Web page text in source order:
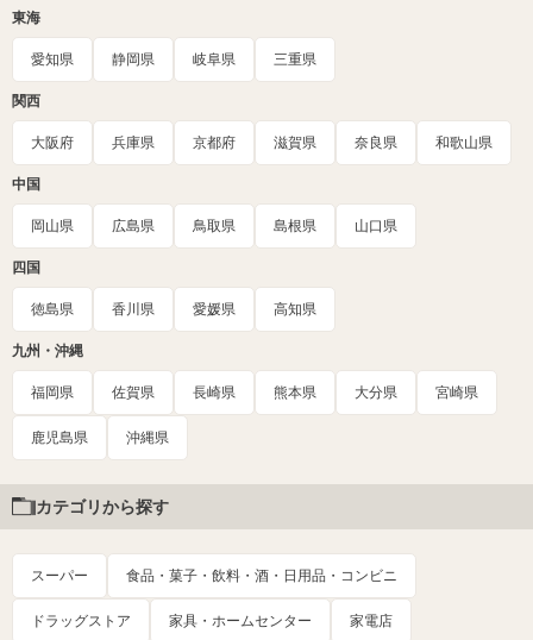
東海
愛知県 静岡県 岐阜県 三重県
関西
大阪府 兵庫県 京都府 滋賀県 奈良県 和歌山県
中国
岡山県 広島県 鳥取県 島根県 山口県
四国
徳島県 香川県 愛媛県 高知県
九州・沖縄
福岡県 佐賀県 長崎県 熊本県 大分県 宮崎県
鹿児島県 沖縄県
カテゴリから探す
スーパー 食品・菓子・飲料・酒・日用品・コンビニ
ドラッグストア 家具・ホームセンター 家電店